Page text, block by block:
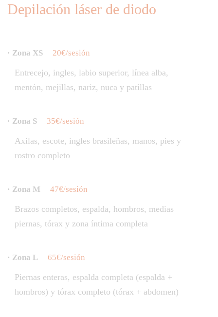
Depilación láser de diodo
· Zona XS 20€/sesión
Entrecejo, ingles, labio superior, línea alba,
mentón, mejillas, nariz, nuca y patillas
· Zona S 35€/sesión
Axilas, escote, ingles brasileñas, manos, pies y
rostro completo
· Zona M 47€/sesión
Brazos completos, espalda, hombros, medias
piernas, tórax y zona íntima completa
· Zona L 65€/sesión
Piernas enteras, espalda completa (espalda +
hombros) y tórax completo (tórax + abdomen)